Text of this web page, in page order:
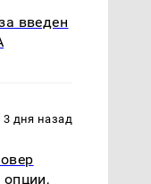
введен
3 дня назад
опции,